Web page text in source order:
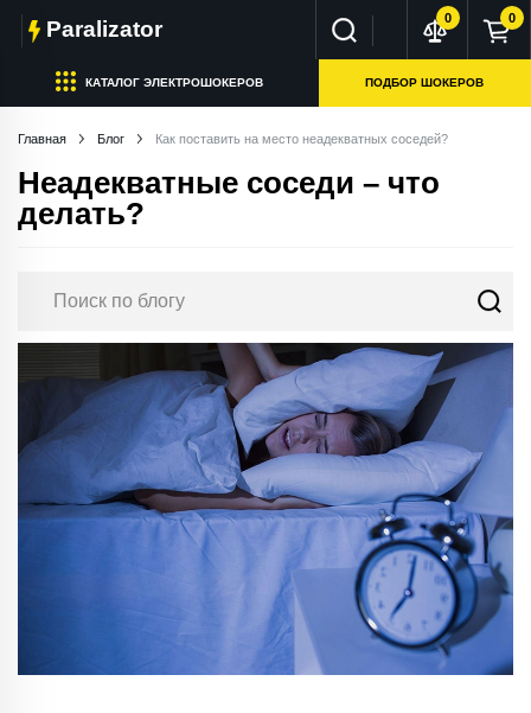
КАТАЛОГ ЭЛЕКТРОШОКЕРОВ ПОДБОР ШОКЕРОВ
Paralizator 0 0
Главная Блог Как поставить на место неадекватных соседей?
Неадекватные соседи – что
делать?